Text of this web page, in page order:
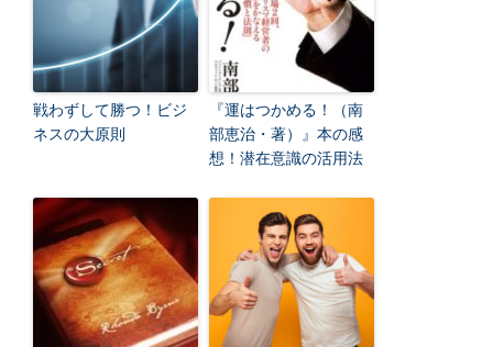
戦わずして勝つ！ビジ
ネスの大原則
『運はつかめる！（南
部恵治・著）』本の感
想！潜在意識の活用法